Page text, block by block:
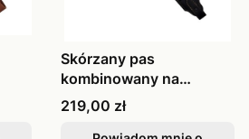
Skórzany pas
kombinowany na
amunicję śrutową i
kulową retro myśliwski
Cena
219,00 zł